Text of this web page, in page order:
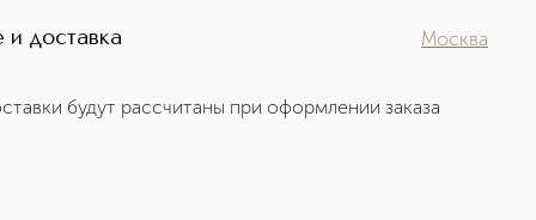
и доставка Москва
будут рассчитаны при оформлении заказа